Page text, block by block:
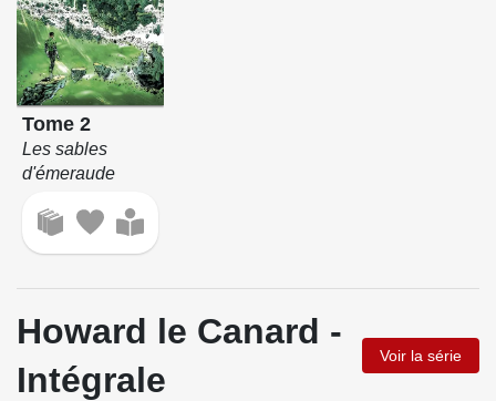
Tome 2
Les sables
d'émeraude
Howard le Canard -
Intégrale
Voir la série